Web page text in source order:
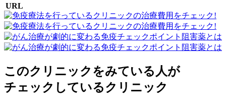
URL
このクリニックをみている人が
チェックしているクリニック